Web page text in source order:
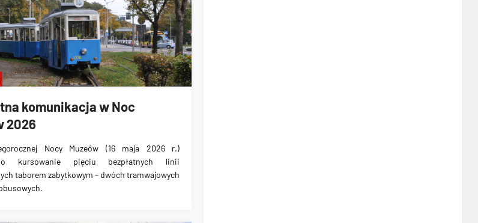
komunikacja w Noc
2026
Nocy Muzeów (16 maja 2026 r.)
kursowanie pięciu bezpłatnych linii
taborem zabytkowym – dwóch tramwajowych